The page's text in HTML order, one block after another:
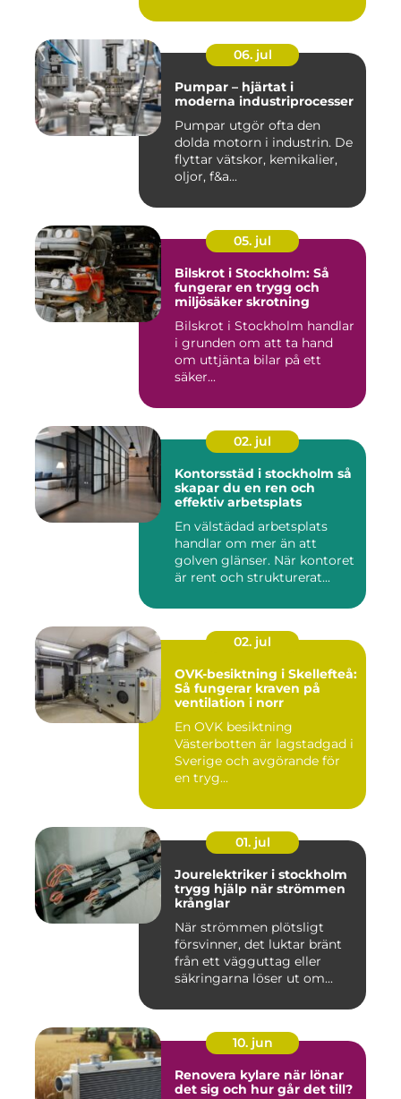
06. jul
Pumpar – hjärtat i
moderna industriprocesser
Pumpar utgör ofta den
dolda motorn i industrin. De
flyttar vätskor, kemikalier,
oljor, f&a...
05. jul
Bilskrot i Stockholm: Så
fungerar en trygg och
miljösäker skrotning
Bilskrot i Stockholm handlar
i grunden om att ta hand
om uttjänta bilar på ett
säker...
02. jul
Kontorsstäd i stockholm så
skapar du en ren och
effektiv arbetsplats
En välstädad arbetsplats
handlar om mer än att
golven glänser. När kontoret
är rent och strukturerat...
02. jul
OVK-besiktning i Skellefteå:
Så fungerar kraven på
ventilation i norr
En OVK besiktning
Västerbotten är lagstadgad i
Sverige och avgörande för
en tryg...
01. jul
Jourelektriker i stockholm
trygg hjälp när strömmen
krånglar
När strömmen plötsligt
försvinner, det luktar bränt
från ett vägguttag eller
säkringarna löser ut om...
10. jun
Renovera kylare när lönar
det sig och hur går det till?